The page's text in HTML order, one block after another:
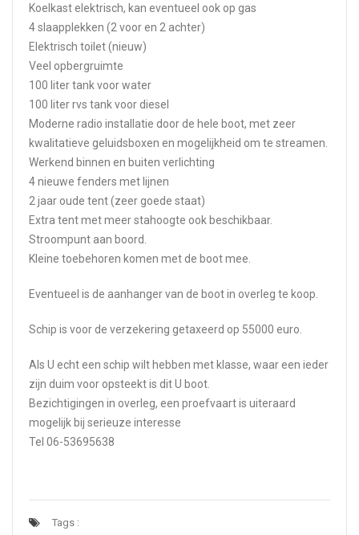
Koelkast elektrisch, kan eventueel ook op gas
4 slaapplekken (2 voor en 2 achter)
Elektrisch toilet (nieuw)
Veel opbergruimte
100 liter tank voor water
100 liter rvs tank voor diesel
Moderne radio installatie door de hele boot, met zeer
kwalitatieve geluidsboxen en mogelijkheid om te streamen.
Werkend binnen en buiten verlichting
4 nieuwe fenders met lijnen
2 jaar oude tent (zeer goede staat)
Extra tent met meer stahoogte ook beschikbaar.
Stroompunt aan boord.
Kleine toebehoren komen met de boot mee.
Eventueel is de aanhanger van de boot in overleg te koop.
Schip is voor de verzekering getaxeerd op 55000 euro.
Als U echt een schip wilt hebben met klasse, waar een ieder
zijn duim voor opsteekt is dit U boot.
Bezichtigingen in overleg, een proefvaart is uiteraard
mogelijk bij serieuze interesse
Tel 06-53695638
Tags :